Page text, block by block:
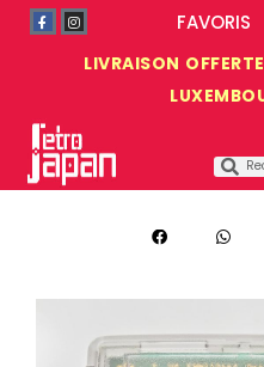
LIVRAISON
FAVORIS